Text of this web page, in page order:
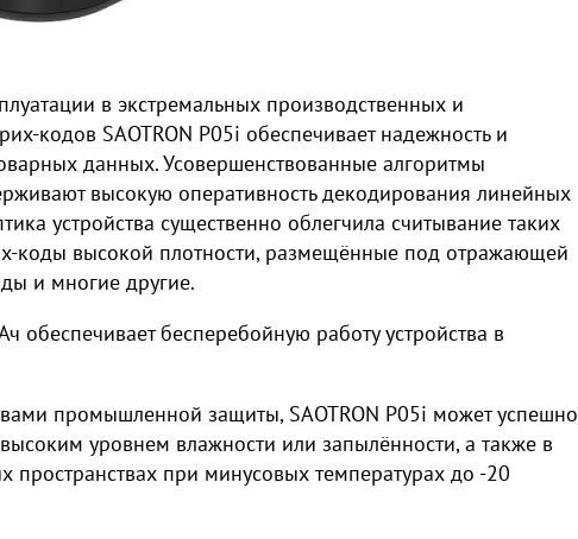
в экстремальных производственных и
кодов SAOTRON P05i обеспечивает надежность и
данных. Усовершенствованные алгоритмы
высокую оперативность декодирования линейных
устройства существенно облегчила считывание таких
коды высокой плотности, размещённые под отражающей
и многие другие.
бесперебойную работу устройства в
промышленной защиты, SAOTRON P05i может успешно
уровнем влажности или запылённости, а также в
при минусовых температурах до -20